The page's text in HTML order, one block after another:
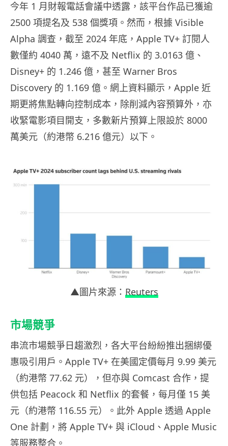
今年 1 月財報電話會議中透露，該平台作品已獲逾
2500 項提名及 538 個獎項。然而，根據 Visible
Alpha 調查，截至 2024 年底，Apple TV+ 訂閱人
數僅約 4040 萬，遠不及 Netflix 的 3.0163 億、
Disney+ 的 1.246 億，甚至 Warner Bros
Discovery 的 1.169 億。網上資料顯示，Apple 近
期更將焦點轉向控制成本，除削減內容預算外，亦
收緊電影項目開支，多數新片預算上限設於 8000
萬美元（約港幣 6.216 億元）以下。
▲圖片來源： Reuters
市場競爭
串流市場競爭日趨激烈，各大平台紛紛推出捆綁優
惠吸引用戶。Apple TV+ 在美國定價每月 9.99 美元
（約港幣 77.62 元），但亦與 Comcast 合作，提
供包括 Peacock 和 Netflix 的套餐，每月僅 15 美
元（約港幣 116.55 元）。此外 Apple 透過 Apple
One 計劃，將 Apple TV+ 與 iCloud、Apple Music
等服務整合。